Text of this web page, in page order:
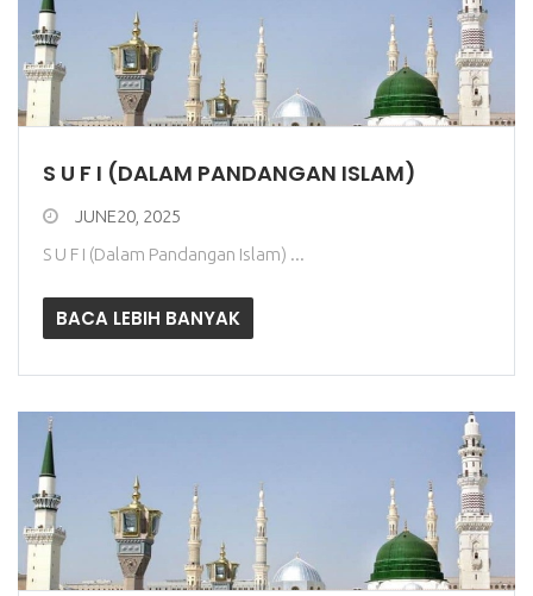
S U F I (DALAM PANDANGAN ISLAM)
JUNE20, 2025
S U F I (Dalam Pandangan Islam) ...
BACA LEBIH BANYAK